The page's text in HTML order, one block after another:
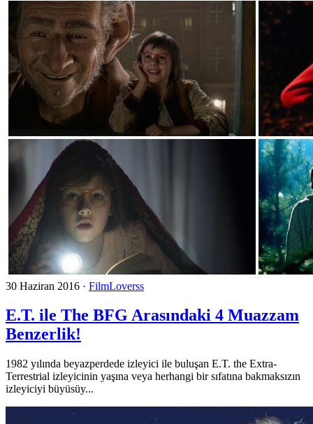
30 Haziran 2016 · FilmLoverss
E.T. ile The BFG Arasındaki 4 Muazzam
Benzerlik!
1982 yılında beyazperdede izleyici ile buluşan E.T. the Extra-
Terrestrial izleyicinin yaşına veya herhangi bir sıfatına bakmaksızın
izleyiciyi büyüsüy...